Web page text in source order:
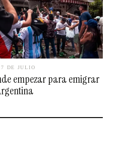
DE JULIO
empezar para emigrar